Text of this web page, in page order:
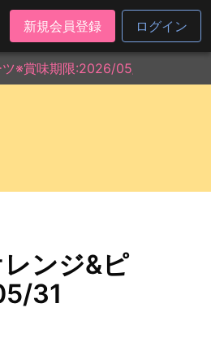
新規会員登録 ログイン
※賞味期限:2026/05/31
ンジ&ピ
31